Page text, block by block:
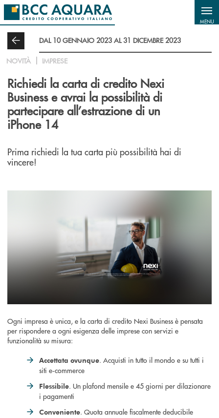
Salta al contenuto principale
MENU
DAL 10 GENNAIO 2023 AL 31 DICEMBRE 2023
NOVITÀ IMPRESE
Richiedi la carta di credito Nexi
Business e avrai la possibilità di
partecipare all’estrazione di un
iPhone 14
Prima richiedi la tua carta più possibilità hai di
vincere!
Ogni impresa è unica, e la carta di credito Nexi Business è pensata
per rispondere a ogni esigenza delle imprese con servizi e
funzionalità su misura:
Accettata ovunque. Acquisti in tutto il mondo e su tutti i
siti e‑commerce
Flessibile. Un plafond mensile e 45 giorni per dilazionare
i pagamenti
Conveniente. Quota annuale fiscalmente deducibile